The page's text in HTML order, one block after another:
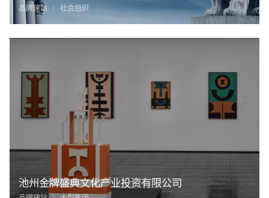
品牌建站 社会组织
池州金牌盛典文化产业投资有限公司